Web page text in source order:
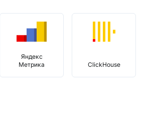
Яндекс
Метрика
ClickHouse